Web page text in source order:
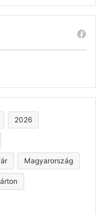
2026
Magyarország